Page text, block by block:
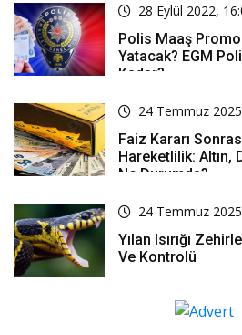
28 Eylül 2022,
Polis Maaş
Yatacak? EGM
Kadar?
24 Temmuz
Faiz Kararı
Hareketlilik: Altın,
Ne Durumda?
24 Temmuz
Yılan Isırığı
Ve Kontrolü